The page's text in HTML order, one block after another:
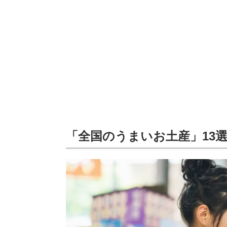
「全国のうまいお土産」13